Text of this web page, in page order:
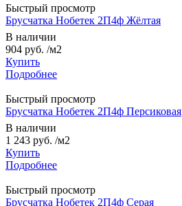
Быстрый просмотр
Брусчатка Нобетек 2П4ф Жёлтая
В наличии
904 руб. /м2
Купить
Подробнее
Быстрый просмотр
Брусчатка Нобетек 2П4ф Персиковая
В наличии
1 243 руб. /м2
Купить
Подробнее
Быстрый просмотр
Брусчатка Нобетек 2П4ф Серая